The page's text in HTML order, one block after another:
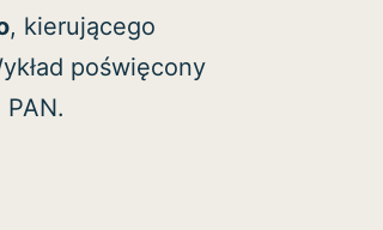
, kierującego
poświęcony